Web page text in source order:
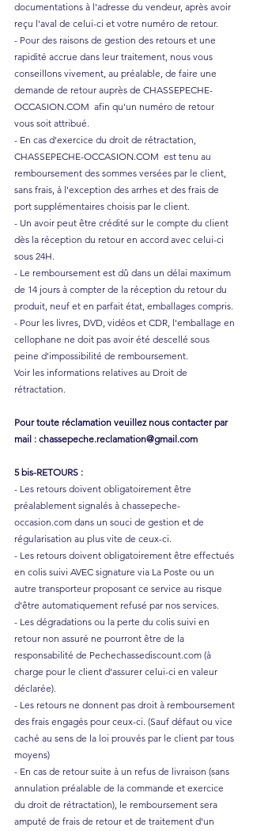
documentations à l'adresse du vendeur, après avoir
reçu l'aval de celui-ci et votre numéro de retour.
- Pour des raisons de gestion des retours et une
rapidité accrue dans leur traitement, nous vous
conseillons vivement, au préalable, de faire une
demande de retour auprès de CHASSEPECHE-
OCCASION.COM afin qu'un numéro de retour
vous soit attribué.
- En cas d'exercice du droit de rétractation,
CHASSEPECHE-OCCASION.COM est tenu au
remboursement des sommes versées par le client,
sans frais, à l'exception des arrhes et des frais de
port supplémentaires choisis par le client.
- Un avoir peut être crédité sur le compte du client
dès la réception du retour en accord avec celui-ci
sous 24H.
- Le remboursement est dû dans un délai maximum
de 14 jours à compter de la réception du retour du
produit, neuf et en parfait état, emballages compris.
- Pour les livres, DVD, vidéos et CDR, l'emballage en
cellophane ne doit pas avoir été descellé sous
peine d'impossibilité de remboursement.
Voir les informations relatives au Droit de
rétractation.
Pour toute réclamation veuillez nous contacter par
mail : chassepeche.reclamation@gmail.com
5 bis-RETOURS :
- Les retours doivent obligatoirement être
préalablement signalés à chassepeche-
occasion.com dans un souci de gestion et de
régularisation au plus vite de ceux-ci.
- Les retours doivent obligatoirement être effectués
en colis suivi AVEC signature via La Poste ou un
autre transporteur proposant ce service au risque
d'être automatiquement refusé par nos services.
- Les dégradations ou la perte du colis suivi en
retour non assuré ne pourront être de la
responsabilité de Pechechassediscount.com (à
charge pour le client d'assurer celui-ci en valeur
déclarée).
- Les retours ne donnent pas droit à remboursement
des frais engagés pour ceux-ci. (Sauf défaut ou vice
caché au sens de la loi prouvés par le client par tous
moyens)
- En cas de retour suite à un refus de livraison (sans
annulation préalable de la commande et exercice
du droit de rétractation), le remboursement sera
amputé de frais de retour et de traitement d'un